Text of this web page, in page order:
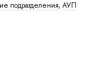
подразделения, АУП